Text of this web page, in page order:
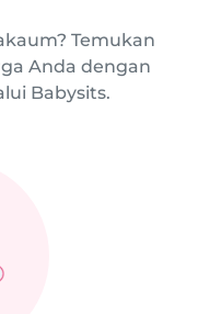
Temukan
Anda dengan
Babysits.